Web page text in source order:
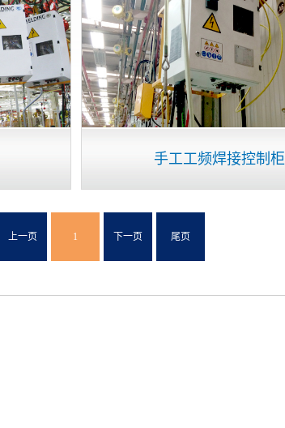
手工工频焊接控制柜
上一页 1 下一页 尾页